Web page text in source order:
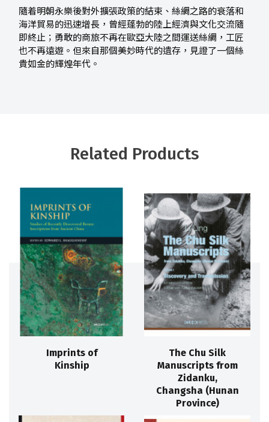
隨着明朝永樂後對外擴張政策的結束、絲綢之路的衰落和
海洋貿易的迅速增長，曾經蓬勃的陸上經濟與文化交流隨
即終止；勇敢的商旅不再在歐亞大陸之間運送絲綢，工匠
也不再遠遊。但來自那個美妙時代的遺存，見證了一個絲
貴如金的輝煌年代。
Related Products
Imprints of
Kinship
The Chu Silk
Manuscripts from
Zidanku,
Changsha (Hunan
Province)